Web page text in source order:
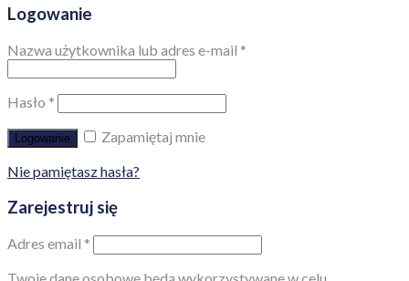
Logowanie
Nazwa użytkownika lub adres e-mail *
Hasło *
Logowanie
Zapamiętaj mnie
Nie pamiętasz hasła?
Zarejestruj się
Adres email *
Twoje dane osobowe będą wykorzystywane w celu